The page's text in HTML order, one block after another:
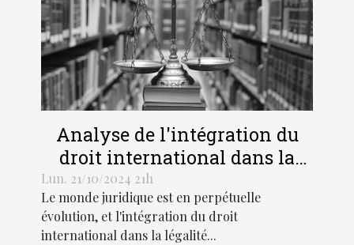
Analyse de l'intégration du
droit international dans la
légalité pénale moderne
Lun. 21/10/2024 21h
Le monde juridique est en perpétuelle
évolution, et l'intégration du droit
international dans la légalité...